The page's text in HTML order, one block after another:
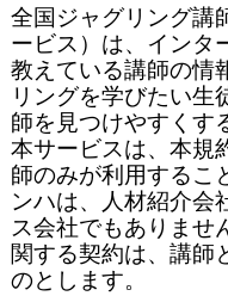
全国ジャグリング講
ービス）は、インタ
教えている講師の情
リングを学びたい生
師を見つけやすくす
本サービスは、本規
師のみが利用するこ
ンハは、人材紹介会
ス会社でもありませ
関する契約は、講師
のとします。